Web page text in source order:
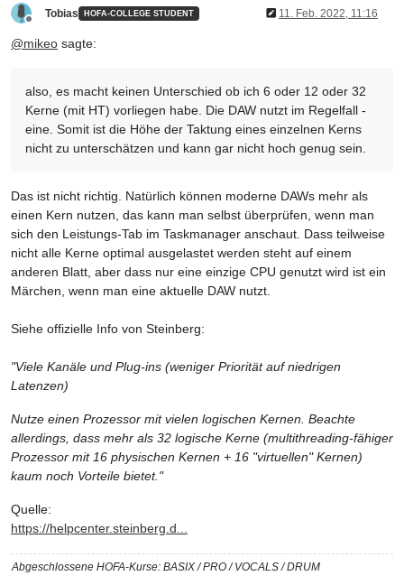
Tobias HOFA-COLLEGE STUDENT 11. Feb. 2022, 11:16
@mikeo sagte:
also, es macht keinen Unterschied ob ich 6 oder 12 oder 32
Kerne (mit HT) vorliegen habe. Die DAW nutzt im Regelfall -
eine. Somit ist die Höhe der Taktung eines einzelnen Kerns
nicht zu unterschätzen und kann gar nicht hoch genug sein.
Das ist nicht richtig. Natürlich können moderne DAWs mehr als
einen Kern nutzen, das kann man selbst überprüfen, wenn man
sich den Leistungs-Tab im Taskmanager anschaut. Dass teilweise
nicht alle Kerne optimal ausgelastet werden steht auf einem
anderen Blatt, aber dass nur eine einzige CPU genutzt wird ist ein
Märchen, wenn man eine aktuelle DAW nutzt.
Siehe offizielle Info von Steinberg:
"Viele Kanäle und Plug-ins (weniger Priorität auf niedrigen
Latenzen)
Nutze einen Prozessor mit vielen logischen Kernen. Beachte
allerdings, dass mehr als 32 logische Kerne (multithreading-fähiger
Prozessor mit 16 physischen Kernen + 16 "virtuellen" Kernen)
kaum noch Vorteile bietet."
Quelle:
https://helpcenter.steinberg.d...
Abgeschlossene HOFA-Kurse: BASIX / PRO / VOCALS / DRUM